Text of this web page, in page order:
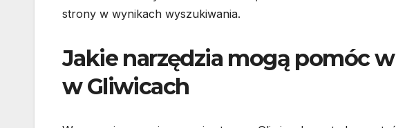
strony w wynikach wyszukiwania.
Jakie narzędzia mogą pomóc
w Gliwicach